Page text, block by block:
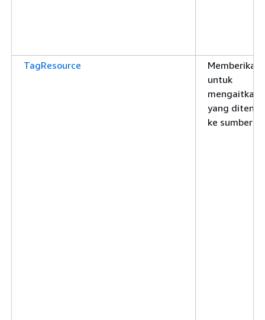
TagResource
Memberikan
untuk
mengaitkan
yang
ke sumber